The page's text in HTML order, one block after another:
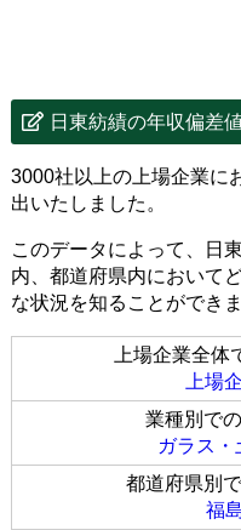
日東紡績の年収偏差値
3000社以上の上場企業に
出いたしました。
このデータによって、日
内、都道府県内において
な状況を知ることができま
上場企業全
上場
業種別で
ガラス・
都道府県別
福